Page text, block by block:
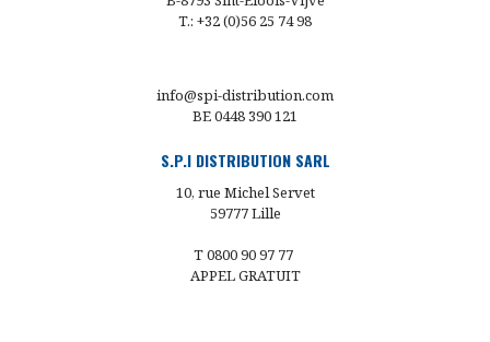
T.: +32 (0)56 25 74 98
info@spi-distribution.com
BE 0448 390 121
S.P.I DISTRIBUTION SARL
10, rue Michel Servet
59777 Lille
T 0800 90 97 77
APPEL GRATUIT